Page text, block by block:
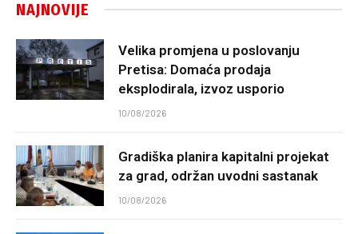
NAJNOVIJE
Velika promjena u poslovanju
Pretisa: Domaća prodaja
eksplodirala, izvoz usporio
10/08/2026
Gradiška planira kapitalni projekat
za grad, održan uvodni sastanak
10/08/2026